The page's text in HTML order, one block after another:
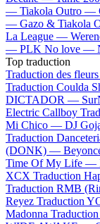
— Tiakola Outro —
— Gazo & Tiakola
La League —
— PLK No love —
Top traduction
Traduction des
Traduction Coulda
DICTADOR —
Electric Callboy
Mi Chico — DJ
Traduction
(DONK) —
Time Of My Life —
XCX Traduction
Traduction RMB
Reyez Traduction
Madonna